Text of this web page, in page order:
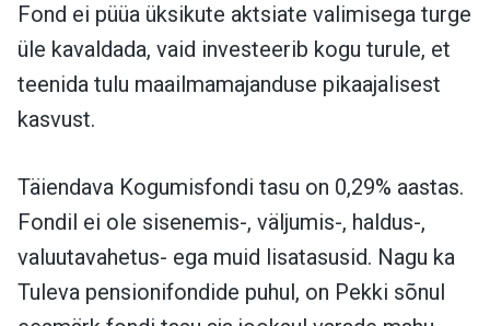
Fond ei püüa üksikute aktsiate valimisega turge
üle kavaldada, vaid investeerib kogu turule, et
teenida tulu maailmamajanduse pikaajalisest
kasvust.
Täiendava Kogumisfondi tasu on 0,29% aastas.
Fondil ei ole sisenemis-, väljumis-, haldus-,
valuutavahetus- ega muid lisatasusid. Nagu ka
Tuleva pensionifondide puhul, on Pekki sõnul